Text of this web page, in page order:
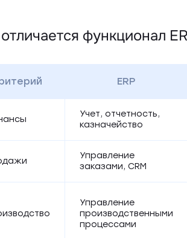
функционал
ERP
Учет, отчетность,
казначейство
Управление
заказами, CRM
Управление
производственными
процессами